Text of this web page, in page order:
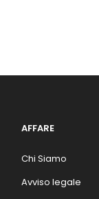
AFFARE
Chi Siamo
Avviso legale